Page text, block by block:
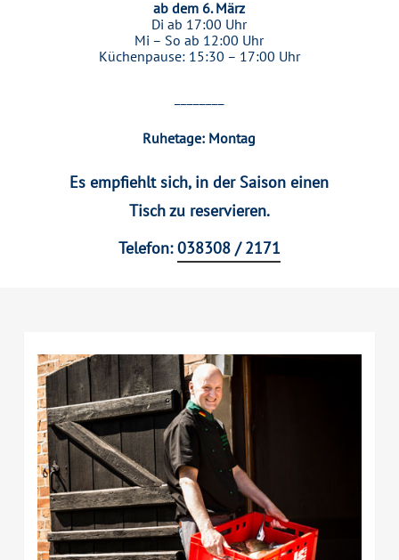
ab dem 6. März
Di ab 17:00 Uhr
Mi – So ab 12:00 Uhr
Küchenpause: 15:30 – 17:00 Uhr
Ruhetage: Montag
Es empfiehlt sich, in der Saison einen
Tisch zu reservieren.
Telefon:038308 / 2171